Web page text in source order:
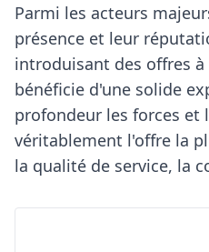
Parmi les acteurs
présence et leur
introduisant des offres
bénéficie d'une solide
profondeur les forces et
véritablement l'offre la
la qualité de service, la